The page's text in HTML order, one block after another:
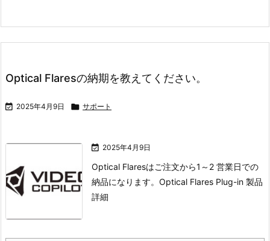
Optical Flaresの納期を教えてください。
 2025年4月9日  サポート
 2025年4月9日
Optical Flaresはご注文から1～2 営業日での
納品になります。 Optical Flares Plug-in 製品
詳細